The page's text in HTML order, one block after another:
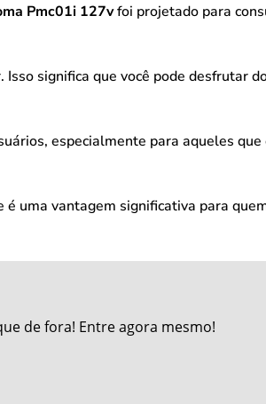
Pmc01i 127vfoi projetado para
significa que você pode desfrutar
especialmente para aqueles
uma vantagem significativa para
de fora! Entre agora mesmo!